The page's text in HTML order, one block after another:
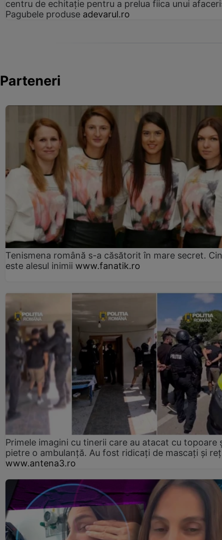
centru de echitație pentru a prelua fiica unui
Pagubele produse adevarul.ro
Parteneri
Tenismena română s-a căsătorit în mare secret.
este alesul inimii www.fanatik.ro
Primele imagini cu tinerii care au atacat cu topoare
pietre o ambulanță. Au fost ridicați de mascați și
www.antena3.ro